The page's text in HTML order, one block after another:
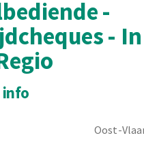
-
- In
info
Oost-